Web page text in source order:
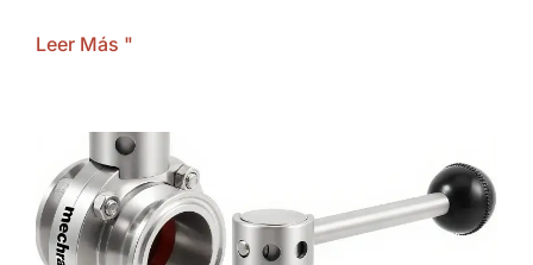
Leer Más "